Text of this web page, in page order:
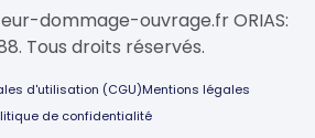
dommage-ouvrage.fr ORIAS:
Tous droits réservés.
d'utilisation (CGU)Mentions légales
de confidentialité